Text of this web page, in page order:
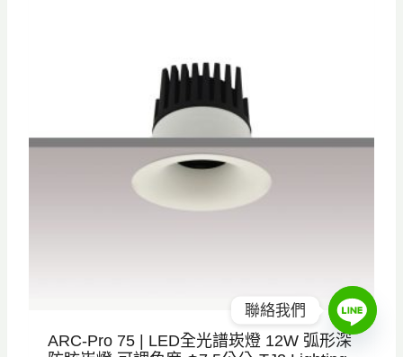
T
2
0
到
N
0
ARC-Pro 75 | LED全光譜崁燈 12W 弧形深
聯絡我們